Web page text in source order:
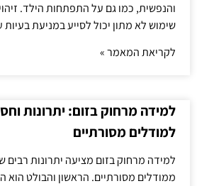
והנפשית, כמו גם על התפתחות הילד.
שימוש לא מתון יכול לסייע במניעת בעיות
לקריאת המאמר »
למידה מרחוק בזום: יתרונות
למודלים מסורתיים
למידה מרחוק בזום מציעה יתרונות רבים
ממודלים מסורתיים. הראשון והבולט הוא